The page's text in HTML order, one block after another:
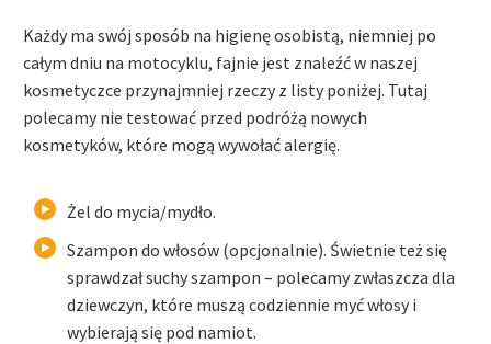
Każdy ma swój sposób na higienę osobistą, niemniej po
całym dniu na motocyklu, fajnie jest znaleźć w naszej
kosmetyczce przynajmniej rzeczy z listy poniżej. Tutaj
polecamy nie testować przed podróżą nowych
kosmetyków, które mogą wywołać alergię.
Żel do mycia/mydło.
Szampon do włosów (opcjonalnie). Świetnie też się
sprawdzał suchy szampon – polecamy zwłaszcza dla
dziewczyn, które muszą codziennie myć włosy i
wybierają się pod namiot.